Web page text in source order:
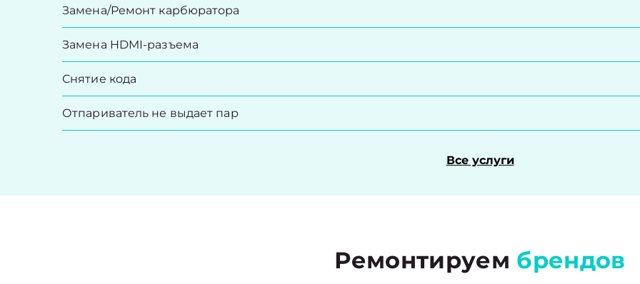
Замена/Pемонт карбюратора
Замена HDMI-разъема
Снятие кода
Отпариватель не выдает пар
Все услуги
Ремонтируем брендов